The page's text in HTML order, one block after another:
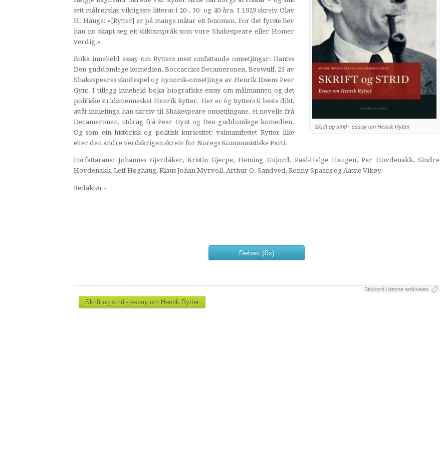
Skrift og strid - essay om Henrik Rytter
sett målrørslas viktigaste litterat i 20-, 30- og 40-åra. I 1929 skreiv Olav
H. Hauge: «[Rytter] er på mange måtar eit fenomen. For det fyrste hev
han no skapt seg eit diktarspråk som vore Shakespeare eller Homer
verdig.»
Boka inneheld essay om Rytters mest omfattande omsetjingar: Dantes
Den guddomlege komedien, Boccaccios Decameronen, Beowulf, 23 av
Shakespeares skodespel og nynorsk-omsetjinga av Henrik Ibsens Peer
Gynt. I tillegg inneheld boka biografiske essay om målmannen og det
politiske stridsmennesket Henrik Rytter. Her er òg Rytters ti beste dikt,
attåt innleiinga han skreiv til Shakespeare-omsetjingane, ei novelle frå
Decameronen, utdrag frå Peer Gynt og Den guddomlege komedien.
Og som ein historisk og politisk kuriositet: valmanifestet Rytter like
etter den andre verdskrigen skreiv for Noregs Kommunistiske Parti.
Forfattarane: Johannes Gjerdåker, Kristin Gjerpe, Heming Gujord, Paal-Helge Haugen, Per Hovdenakk, Sindre
Hovdenakk, Leif Høghaug, Klaus Johan Myrvoll, Arthur O. Sandved, Ronny Spaans og Aasne Vikøy.
Redaktør -
Debatt (0x)
Stikkord i denne artikkelen
Skrift og strid - essay om Henrik Rytter